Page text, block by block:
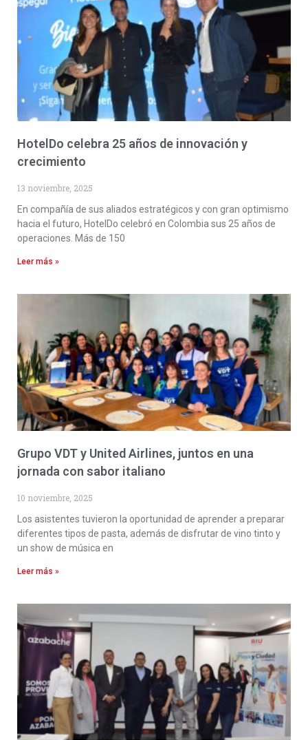
HotelDo celebra 25 años de innovación y
crecimiento
13 noviembre, 2025
En compañía de sus aliados estratégicos y con gran optimismo
hacia el futuro, HotelDo celebró en Colombia sus 25 años de
operaciones. Más de 150
Leer más »
Grupo VDT y United Airlines, juntos en una
jornada con sabor italiano
10 noviembre, 2025
Los asistentes tuvieron la oportunidad de aprender a preparar
diferentes tipos de pasta, además de disfrutar de vino tinto y
un show de música en
Leer más »